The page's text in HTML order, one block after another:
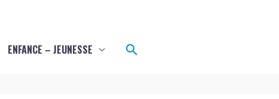
ENFANCE – JEUNESSE Rechercher